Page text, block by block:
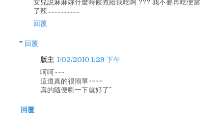
女兒說麻麻妳什麼時候煮給我吃啊 ??? 我不要再吃便當
了辣......................
回覆
回覆
版主 1/02/2010 1:29 下午
呵呵~~~
這道真的很簡單~~~~
真的隨便喇一下就好了^^
回覆